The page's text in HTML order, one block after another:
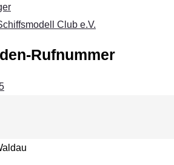
Club e.V.
Rufnummer